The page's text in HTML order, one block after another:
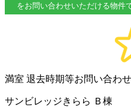
をお問い合わせいただける物件
満室 退去時期等お問い合わ
サンビレッジきらら Ｂ棟